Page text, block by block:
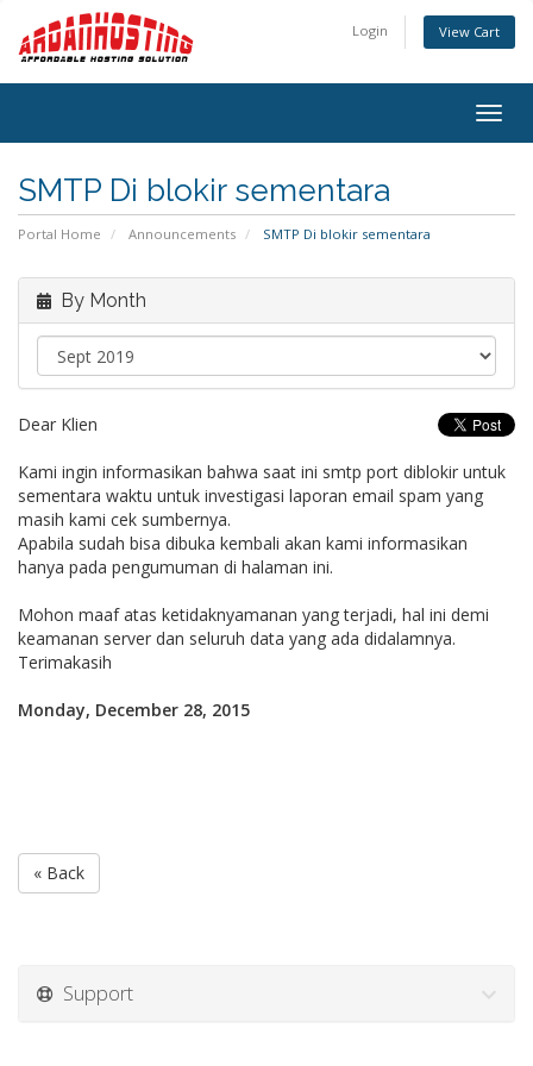
Login View Cart
SMTP Di blokir sementara
Portal Home Announcements SMTP Di blokir sementara
By Month
Dear Klien
Kami ingin informasikan bahwa saat ini smtp port diblokir untuk
sementara waktu untuk investigasi laporan email spam yang
masih kami cek sumbernya.
Apabila sudah bisa dibuka kembali akan kami informasikan
hanya pada pengumuman di halaman ini.
Mohon maaf atas ketidaknyamanan yang terjadi, hal ini demi
keamanan server dan seluruh data yang ada didalamnya.
Terimakasih
Monday, December 28, 2015
« Back
Support